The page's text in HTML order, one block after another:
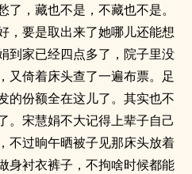
，藏也不是，不藏也不是。
，要是取出来了她哪儿还能想
家已经四点多了，院子里没
又倚着床头查了一遍布票。足
的份额全在这儿了。其实也不
。宋慧娟不大记得上辈子自己
不过晌午晒被子见那床头放着
身衬衣裤子，不拘啥时候都能